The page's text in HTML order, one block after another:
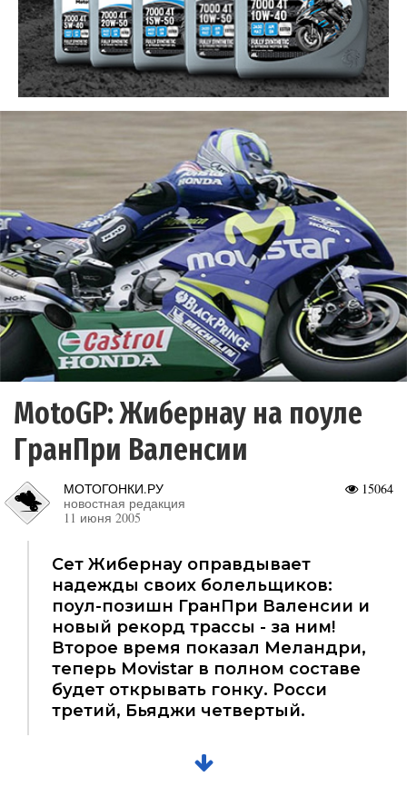
MotoGP: Жибернау на поуле
ГранПри Валенсии
15064
МОТОГОНКИ.РУ
новостная редакция
11 июня 2005
Сет Жибернау оправдывает
надежды своих болельщиков:
поул-позишн ГранПри Валенсии и
новый рекорд трассы - за ним!
Второе время показал Меландри,
теперь Movistar в полном составе
будет открывать гонку. Росси
третий, Бьяджи четвертый.